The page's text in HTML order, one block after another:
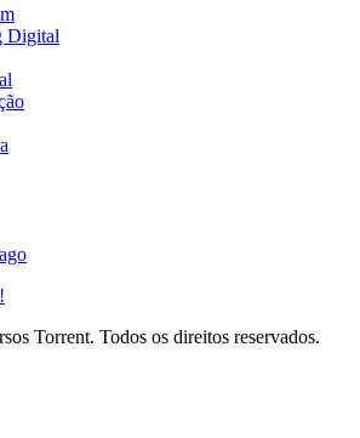
Digital
Torrent. Todos os direitos reservados.